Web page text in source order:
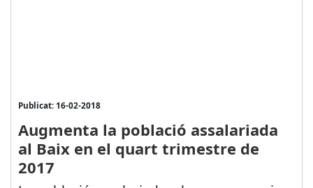
Publicat: 16-02-2018
Augmenta la població assalariada
al Baix en el quart trimestre de
2017